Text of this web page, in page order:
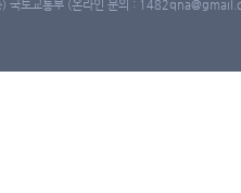
국토교통부 (온라인 문의 :